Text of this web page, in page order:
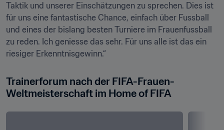
Taktik und unserer Einschätzungen zu sprechen. Dies ist
für uns eine fantastische Chance, einfach über Fussball
und eines der bislang besten Turniere im Frauenfussball
zu reden. Ich geniesse das sehr. Für uns alle ist das ein
riesiger Erkenntnisgewinn.“
Trainerforum nach der FIFA-Frauen-
Weltmeisterschaft im Home of FIFA